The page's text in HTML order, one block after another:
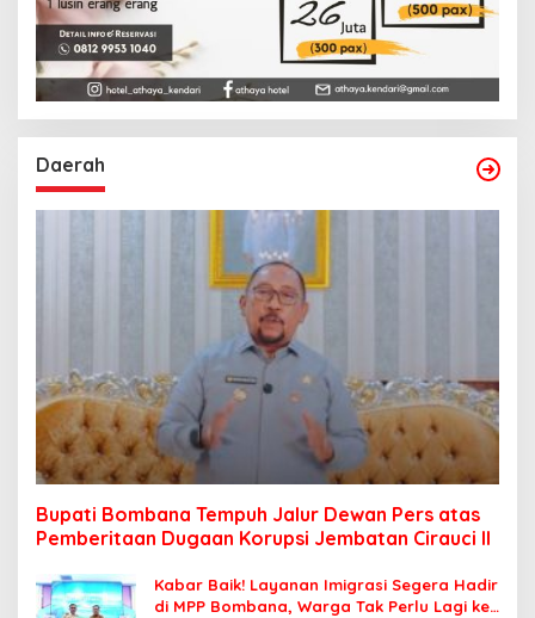
Daerah
Bupati Bombana Tempuh Jalur Dewan Pers atas
Pemberitaan Dugaan Korupsi Jembatan Cirauci II
Kabar Baik! Layanan Imigrasi Segera Hadir
di MPP Bombana, Warga Tak Perlu Lagi ke